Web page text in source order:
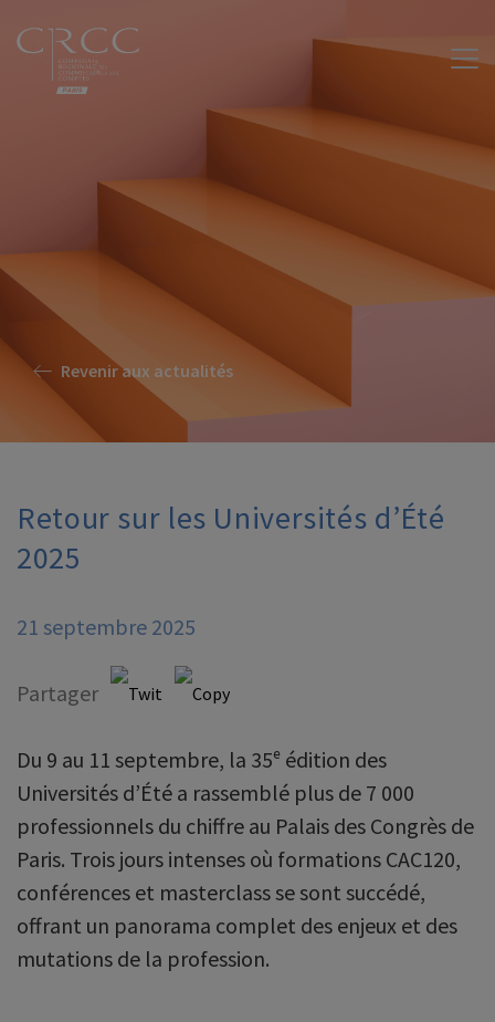
Revenir aux actualités
Retour sur les Universités d’Été
2025
21 septembre 2025
Partager
Du 9 au 11 septembre, la 35ᵉ édition des
Universités d’Été a rassemblé plus de 7 000
professionnels du chiffre au Palais des Congrès de
Paris. Trois jours intenses où formations CAC120,
conférences et masterclass se sont succédé,
offrant un panorama complet des enjeux et des
mutations de la profession.